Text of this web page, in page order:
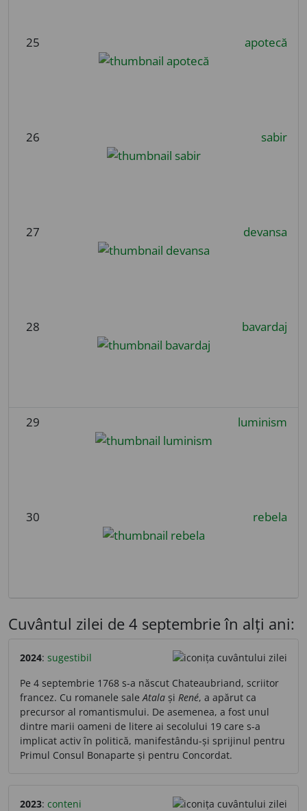
25 apotecă
26 sabir
27 devansa
28 bavardaj
29 luminism
30 rebela
Cuvântul zilei de 4 septembrie în alți ani:
2024: sugestibil
Pe 4 septembrie 1768 s-a născut Chateaubriand, scriitor
francez. Cu romanele sale Atala și René, a apărut ca
precursor al romantismului. De asemenea, a fost unul
dintre marii oameni de litere ai secolului 19 care s-a
implicat activ în politică, manifestându-și sprijinul pentru
Primul Consul Bonaparte și pentru Concordat.
2023: conteni